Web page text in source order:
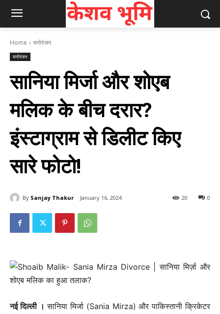
Home मनोरंजन
मनोरंजन
सानिया मिर्जा और शोएब
मलिक के बीच दरार?
इंस्टाग्राम से डिलीट किए
सारे फोटो!
By Sanjay Thakur January 16, 2024 0
20
नई दिल्ली । सानिया मिर्जा (Sania Mirza) और पाकिस्तानी क्रिकेटर